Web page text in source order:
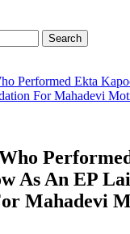
Search
Performed Ekta
For Mahadevi
As An EP
Mahadevi